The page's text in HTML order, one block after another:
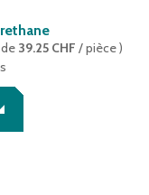
39.25 CHF / pièce)